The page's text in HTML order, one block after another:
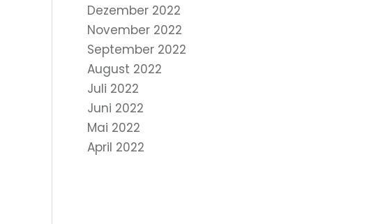
Dezember 2022
November 2022
September 2022
August 2022
Juli 2022
Juni 2022
Mai 2022
April 2022